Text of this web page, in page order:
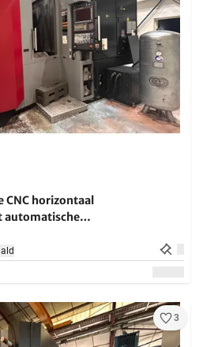
CNC horizontaal
automatische
palletwissel en
boren en tappen - 2017
3